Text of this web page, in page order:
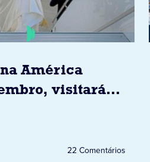
América
visitará
22 Comentários